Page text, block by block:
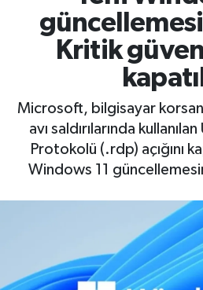
Kritik
Microsoft, bilgisayar
avı saldırılarında
Protokolü (.rdp) açığını
Windows 11